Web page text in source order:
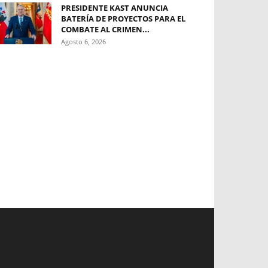
PRESIDENTE KAST ANUNCIA
BATERÍA DE PROYECTOS PARA EL
COMBATE AL CRIMEN...
Agosto 6, 2026